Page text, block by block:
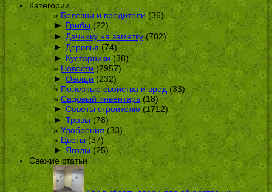
Категории
Болезни и вредители (36)
► Грибы(22)
► Дачнику на заметку(782)
► Деревья(74)
► Кустарники(38)
Новости(2957)
► Овощи(232)
Полезные свойства и вред(33)
Садовый инвентарь (18)
► Советы строителю (1712)
► Травы(78)
Удобрения (33)
Цветы(37)
► Ягоды(25)
Свежие статьи